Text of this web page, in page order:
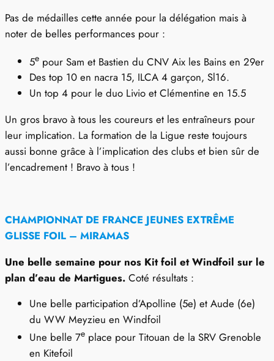
Pas de médailles cette année pour la délégation mais à
noter de belles performances pour :
5e pour Sam et Bastien du CNV Aix les Bains en 29er
Des top 10 en nacra 15, ILCA 4 garçon, Sl16.
Un top 4 pour le duo Livio et Clémentine en 15.5
Un gros bravo à tous les coureurs et les entraîneurs pour
leur implication. La formation de la Ligue reste toujours
aussi bonne grâce à l’implication des clubs et bien sûr de
l’encadrement ! Bravo à tous !
CHAMPIONNAT DE FRANCE JEUNES EXTRÊME
GLISSE FOIL – MIRAMAS
Une belle semaine pour nos Kit foil et Windfoil sur le
plan d’eau de Martigues. Coté résultats :
Une belle participation d’Apolline (5e) et Aude (6e)
du WW Meyzieu en Windfoil
Une belle 7e place pour Titouan de la SRV Grenoble
en Kitefoil